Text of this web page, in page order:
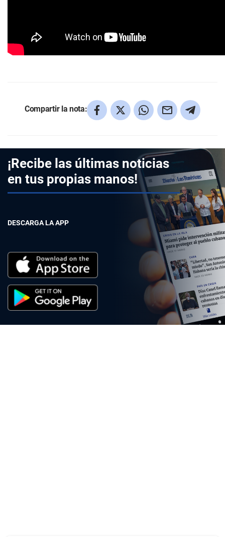
Compartir la nota:
¡Recibe las últimas noticias
en tus propias manos!
DESCARGA LA APP